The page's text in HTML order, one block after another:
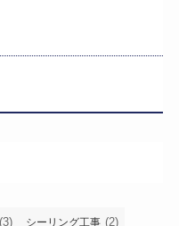
(3) シーリング工事 (2)